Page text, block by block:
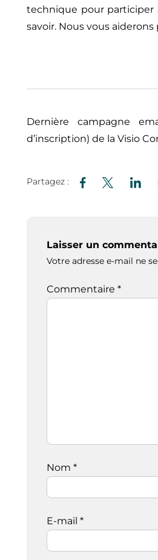
technique pour participer
savoir. Nous vous
Dernière campagne
d’inscription) de la Visio
Partagez :
Laisser un
Votre adresse e-mail ne
Commentaire *
Nom *
E-mail *